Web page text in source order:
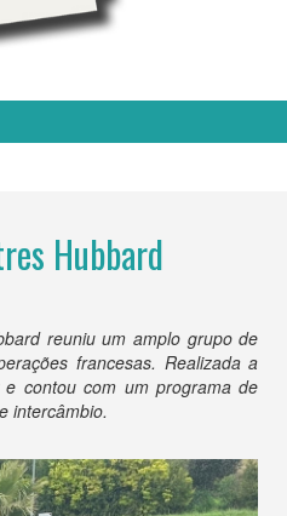
Hubbard
reuniu um amplo grupo de
francesas. Realizada a
contou com um programa de
intercâmbio.